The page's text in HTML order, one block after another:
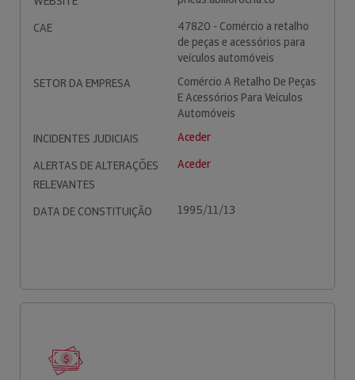
CAE
47820 - Comércio a retalho
de peças e acessórios para
veículos automóveis
SETOR DA EMPRESA
Comércio A Retalho De Peças
E Acessórios Para Veículos
Automóveis
INCIDENTES JUDICIAIS
Aceder
ALERTAS DE ALTERAÇÕES
RELEVANTES
Aceder
DATA DE CONSTITUIÇÃO 1995/11/13